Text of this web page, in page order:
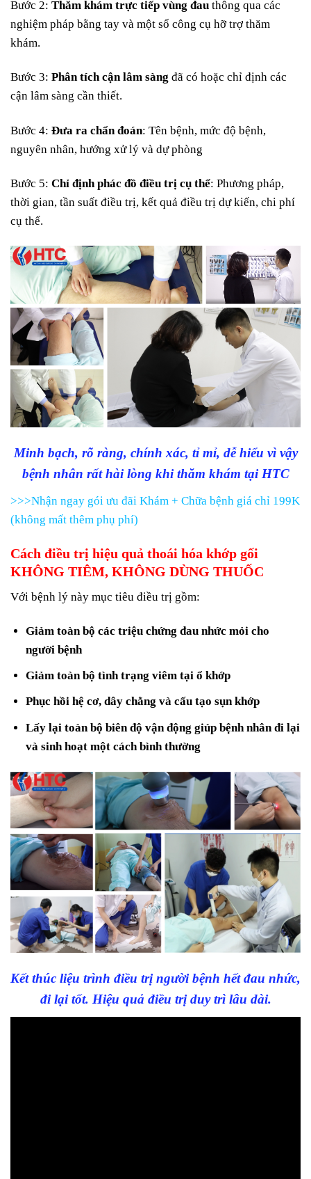
Bước 2: Thăm khám trực tiếp vùng đau thông qua các
nghiệm pháp bằng tay và một số công cụ hỡ trợ thăm
khám.
Bước 3: Phân tích cận lâm sàng đã có hoặc chỉ định các
cận lâm sàng cần thiết.
Bước 4: Đưa ra chẩn đoán: Tên bệnh, mức độ bệnh,
nguyên nhân, hướng xử lý và dự phòng
Bước 5: Chỉ định phác đồ điều trị cụ thể: Phương pháp,
thời gian, tần suất điều trị, kết quả điều trị dự kiến, chi phí
cụ thể.
Minh bạch, rõ ràng, chính xác, tỉ mỉ, dễ hiểu vì vậy
bệnh nhân rất hài lòng khi thăm khám tại HTC
>>>Nhận ngay gói ưu đãi Khám + Chữa bệnh giá chỉ 199K
(không mất thêm phụ phí)
Cách điều trị hiệu quả thoái hóa khớp gối
KHÔNG TIÊM, KHÔNG DÙNG THUỐC
Với bệnh lý này mục tiêu điều trị gồm:
Giảm toàn bộ các triệu chứng đau nhức mỏi cho
người bệnh
Giảm toàn bộ tình trạng viêm tại ổ khớp
Phục hồi hệ cơ, dây chằng và cấu tạo sụn khớp
Lấy lại toàn bộ biên độ vận động giúp bệnh nhân đi lại
và sinh hoạt một cách bình thường
Kết thúc liệu trình điều trị người bệnh hết đau nhức,
đi lại tốt. Hiệu quả điều trị duy trì lâu dài.